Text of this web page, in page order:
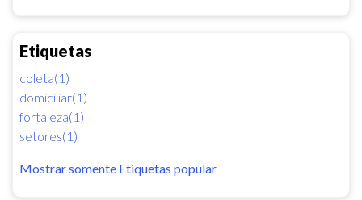
Etiquetas
coleta(1)
domiciliar(1)
fortaleza(1)
setores(1)
Mostrar somente Etiquetas popular